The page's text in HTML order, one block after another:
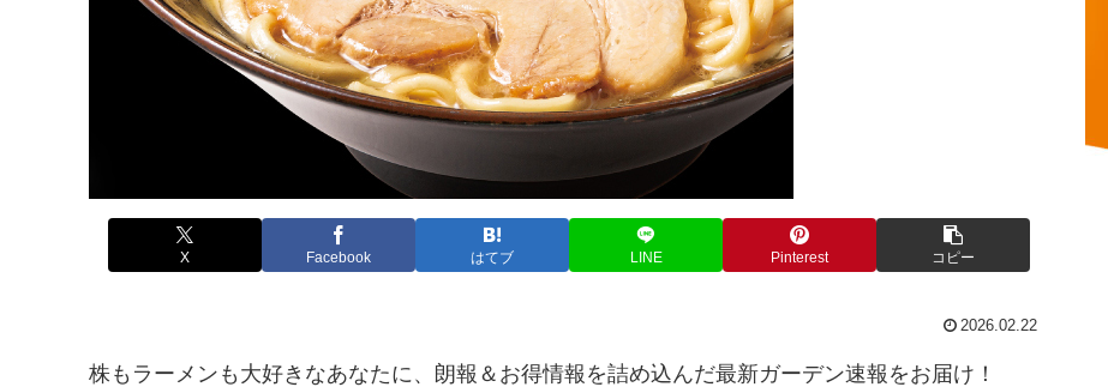
X Facebook はてブ LINE Pinterest コピー
2026.02.22
株もラーメンも大好きなあなたに、朗報＆お得情報を詰め込んだ最新ガーデン速報をお届け！